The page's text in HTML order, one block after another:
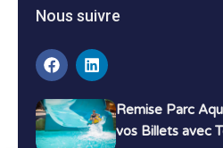
Nous suivre
Remise Parc
vos Billets avec